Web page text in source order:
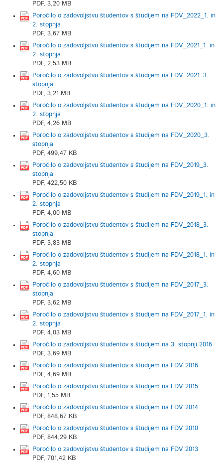
PDF, 3,20 MB
Poročilo o zadovoljstvu študentov s študijem na FDV_2022_1. in
2. stopnja
PDF, 3,67 MB
Poročilo o zadovoljstvu študentov s študijem na FDV_2021_1. in
2. stopnja
PDF, 2,53 MB
Poročilo o zadovoljstvu študentov s študijem na FDV_2021_3.
stopnja
PDF, 3,21 MB
Poročilo o zadovoljstvu študentov s študijem na FDV_2020_1. in
2. stopnja
PDF, 4,26 MB
Poročilo o zadovoljstvu študentov s študijem na FDV_2020_3.
stopnja
PDF, 499,47 KB
Poročilo o zadovoljstvu študentov s študijem na FDV_2019_3.
stopnja
PDF, 422,50 KB
Poročilo o zadovoljstvu študentov s študijem na FDV_2019_1. in
2. stopnja
PDF, 4,00 MB
Poročilo o zadovoljstvu študentov s študijem na FDV_2018_3.
stopnja
PDF, 3,83 MB
Poročilo o zadovoljstvu študentov s študijem na FDV_2018_1. in
2. stopnja
PDF, 4,60 MB
Poročilo o zadovoljstvu študentov s študijem na FDV_2017_3.
stopnja
PDF, 3,62 MB
Poročilo o zadovoljstvu študentov s študijem na FDV_2017_1. in
2. stopnja
PDF, 4,03 MB
Poročilo o zadovoljstvu študentov s študijem na 3. stopnji 2016
PDF, 3,69 MB
Poročilo o zadovoljstvu študentov s študijem na FDV 2016
PDF, 4,69 MB
Poročilo o zadovoljstvu študentov s študijem na FDV 2015
PDF, 1,55 MB
Poročilo o zadovoljstvu študentov s študijem na FDV 2014
PDF, 848,67 KB
Poročilo o zadovoljstvu študentov s študijem na FDV 2010
PDF, 844,29 KB
Poročilo o zadovoljstvu študentov s študijem na FDV 2013
PDF, 701,42 KB